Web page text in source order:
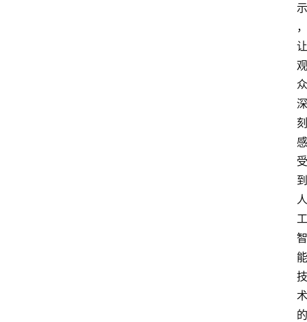
示
，
让
观
众
深
刻
感
受
到
人
工
智
能
技
术
的